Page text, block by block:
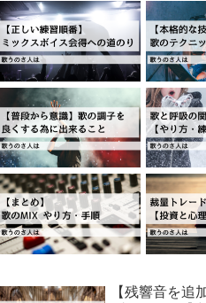
【残響音を追